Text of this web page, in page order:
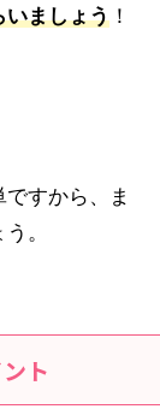
いましょう ！
すから、ま
。
ト